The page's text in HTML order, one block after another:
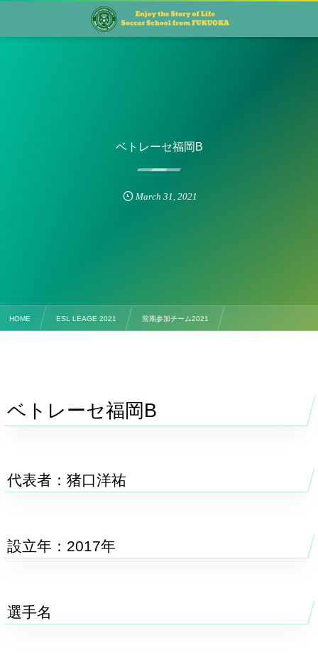
ベトレーセ福岡B
March 31 ,2021
HOME ESL LEAGE 2021 前期参加チーム2021
ベトレーセ福岡B
代表者：猪口洋祐
設立年：2017年
選手名